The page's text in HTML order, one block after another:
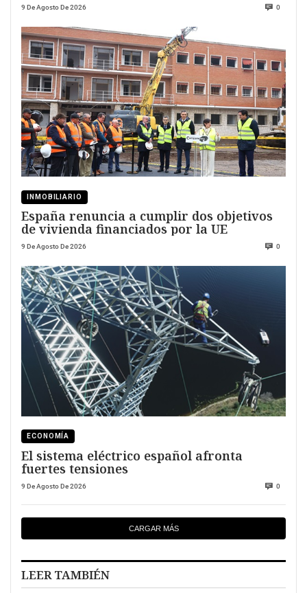
9 De Agosto De 2026 0
INMOBILIARIO
España renuncia a cumplir dos objetivos
de vivienda financiados por la UE
9 De Agosto De 2026 0
ECONOMÍA
El sistema eléctrico español afronta
fuertes tensiones
9 De Agosto De 2026 0
CARGAR MÁS
LEER TAMBIÉN